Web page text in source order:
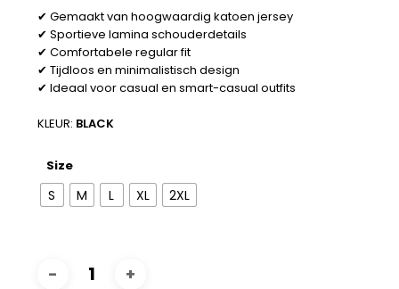
✔ Gemaakt van hoogwaardig katoen jersey
✔ Sportieve lamina schouderdetails
✔ Comfortabele regular fit
✔ Tijdloos en minimalistisch design
✔ Ideaal voor casual en smart-casual outfits
KLEUR: BLACK
Size
S M L XL 2XL